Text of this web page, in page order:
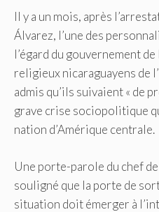
Il y a un mois, après
Álvarez, l’une des
l’égard du gouvernement
religieux nicaraguayens de
admis qu’ils suivaient « de
grave crise sociopolitique
nation d’Amérique centrale.
Une porte-parole du chef
souligné que la porte de
situation doit émerger à